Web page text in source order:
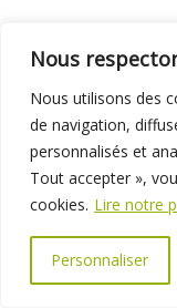
Nous
Nous utilisons des
de navigation,
personnalisés et
Tout accepter »,
cookies. Lire notre
Personnaliser
01 69 31 72
Espace élus